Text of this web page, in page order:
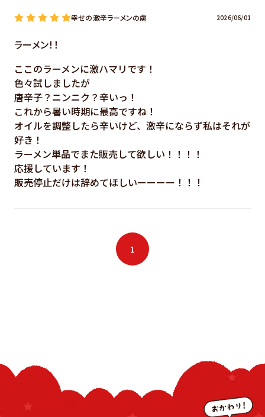
幸せの激辛ラーメンの虜 2026/06/01
ラーメン！！
ここのラーメンに激ハマリです！
色々試しましたが
唐辛子？ニンニク？辛いっ！
これから暑い時期に最高ですね！
オイルを調整したら辛いけど、激辛にならず私はそれが
好き！
ラーメン単品でまた販売して欲しい！！！！
応援しています！
販売停止だけは辞めてほしいーーーー！！！
1